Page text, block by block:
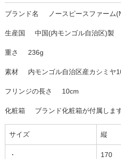
ブランド名 ノースピースファーム
生産国 中国(内モンゴル自治区)製
重さ 236g
素材 内モンゴル自治区産カシミヤ
フリンジの長さ 10cm
化粧箱 ブランド化粧箱が付属しま
サイズ 縦
・ 170